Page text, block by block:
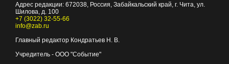
Адрес редакции: 672038 , Россия, Забайкальский край, г. Чита ул.
Шилова, д. 100
+7 (3022) 32-55-66
info@zab.ru
Главный редактор Кондратьев Н. В.
Учредитель - ООО "Событие"